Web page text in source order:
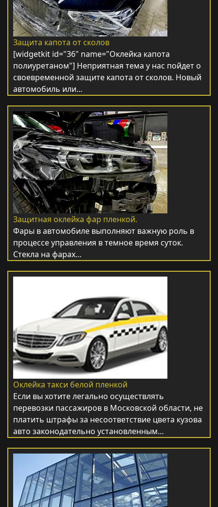
Защита капота от сколов
[widgetkit id="36" name="Оклейка капота
полиуретаном"] Неприятная тема у нас пойдет о
своевременной защите капота от сколов. Новый
автомобиль или…
Защитная оклейка фар пленкой.
Фары в автомобиле выполняют важную роль в
процессе управления в темное время суток.
Стекла на фарах…
Оклейка такси белой пленкой
Если вы хотите легально осуществлять
перевозки пассажиров в Московской области, не
платить штрафы за несоответствие цвета кузова
авто законодательно установленным…